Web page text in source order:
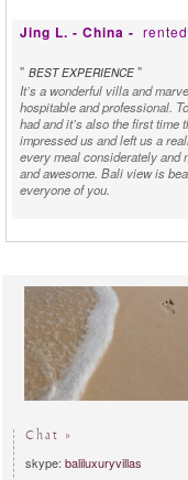
Jing L. - China - rented
" BEST EXPERIENCE "
It’s a wonderful villa and
hospitable and professional.
had and it’s also the first time
impressed us and left us a
every meal considerately and
and awesome. Bali view is
everyone of you.
Chat »
skype: baliluxuryvillas